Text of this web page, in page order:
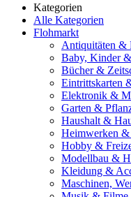
Kategorien
Alle Kategorien
Flohmarkt
Antiquitäten &
Baby, Kinder
Bücher &
Eintrittskarten
Elektronik &
Garten &
Haushalt &
Heimwerken &
Hobby &
Modellbau &
Kleidung &
Maschinen,